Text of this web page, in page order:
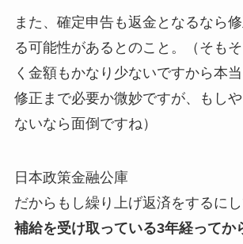
また、確定申告も返金となるなら
る可能性があるとのこと。（そも
く金額もかなり少ないですから本
修正まで必要か微妙ですが、もし
ないなら面倒ですね）
日本政策金融公庫
だからもし繰り上げ返済をするに
補給を受け取っている3年経ってか